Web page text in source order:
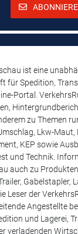
ist eine
für Spedition,
Portal.
zu Themen
Lkw-Maut,
KEP sowie
und Technik.
auch zu
Gabelstapler,
Leser der
Angestellte
und Lagerei,
verladenden